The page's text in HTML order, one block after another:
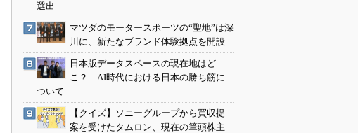
選出
マツダのモータースポーツの“聖地”は深
川に、新たなブランド体験拠点を開設
日本版データスペースの現在地はど
こ？ AI時代における日本の勝ち筋に
ついて
【クイズ】ソニーグループから買収提
案を受けたタムロン、現在の筆頭株主